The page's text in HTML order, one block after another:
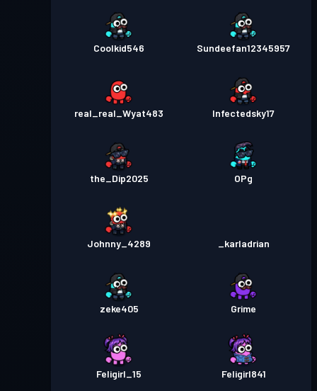
Coolkid546 Sundeefan12345957
real_real_Wyat483 Infectedsky17
the_Dip2025 OPg
Johnny_4289 _karladrian
zeke405 Grime
Feligirl_15 Feligirl841